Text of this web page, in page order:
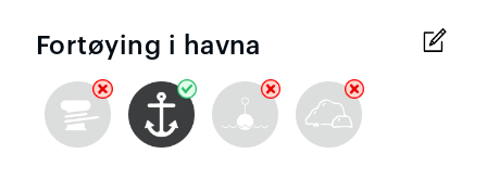
Fortøying i havna